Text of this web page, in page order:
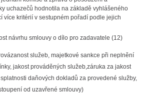
uchazečů hodnotila na základě vyhlášeného
více kritérií v sestupném pořadí podle jejich
návrhu smlouvy o dílo pro zadavatele (12)
služeb, majetkové sankce při neplnění
jakost prováděných služeb,záruka za jakost
daňových dokladů za provedené služby,
od uzavřené smlouvy)